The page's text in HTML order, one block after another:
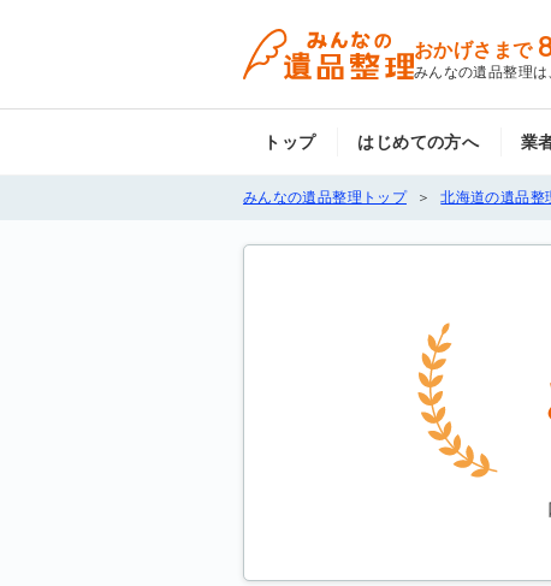
おかげさまで
みんなの遺品整理
トップ はじめての方へ 業
みんなの遺品整理トップ 北海道の遺品整